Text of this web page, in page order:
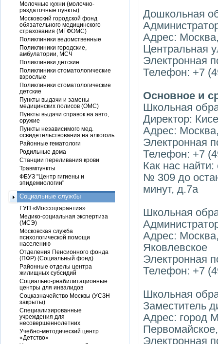
Дошкольная
Адрес:
Центральная
Электронная
Телефон: +7
Основное и
Школьная
Директор:
Адрес:
Электронная
Телефон: +7
Как нас
№ 309 до
минут, д.7а
Школьная
Адрес:
Яковлевское
Электронная
Телефон: +7
Школьная
Заместитель
Адрес: город
Электронная
Молочные кухни (молочно-
раздаточные пункты)
Московский городской фонд
обязательного медицинского
страхования (МГФОМС)
Поликлиники ведомственные
Поликлиники городские,
амбулатории, МСЧ
Поликлиники детские
Поликлиники стоматологические
взрослые
Поликлиники стоматологические
детские
Пункты выдачи и замены
медицинских полисов (ОМС)
Пункты выдачи справок на авто,
оружие
Пункты независимого мед.
освидетельствования на алкоголь
Районные гематологи
Родильные дома
Станции переливания крови
Травмпункты
ФБУЗ "Центр гигиены и
эпидемиологии"
Социальные службы
ГУП «Моссоцгарантия»
Медико-социальная экспертиза
(МСЭ)
Московская служба
психологической помощи
населению
Отделения Пенсионного фонда
(ПФР) (Социальный фонд)
Районные отделы центра
жилищных субсидий
Социально-реабилитационные
центры для инвалидов
Соцказначейство Москвы (УСЗН
закрыты)
Специализированные
учреждения для
несовершеннолетних
Учебно-методический центр
«Детство»